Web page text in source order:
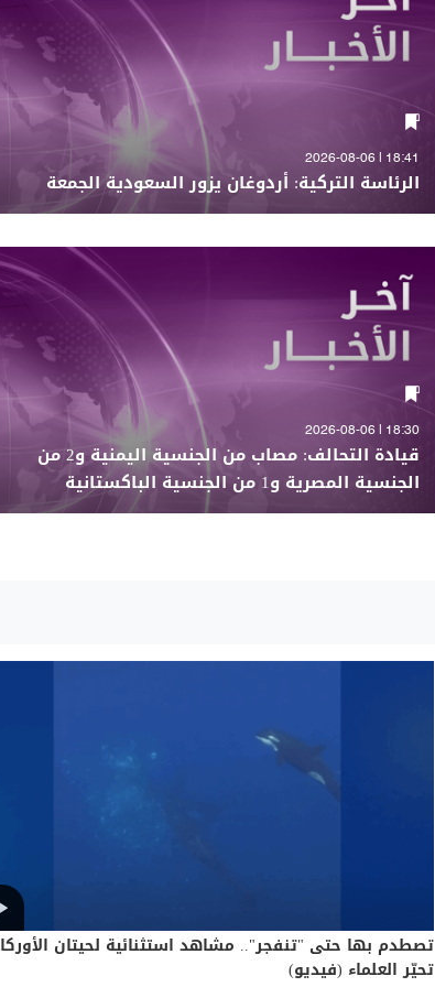
18:41 | 2026-08-06
الرئاسة التركية: أردوغان يزور السعودية الجمعة
18:30 | 2026-08-06
قيادة التحالف: مصاب من الجنسية اليمنية و2 من
الجنسية المصرية و1 من الجنسية الباكستانية
تصطدم بها حتى "تنفجر".. مشاهد استثنائية لحيتان الأوركا
تحيّر العلماء (فيديو)